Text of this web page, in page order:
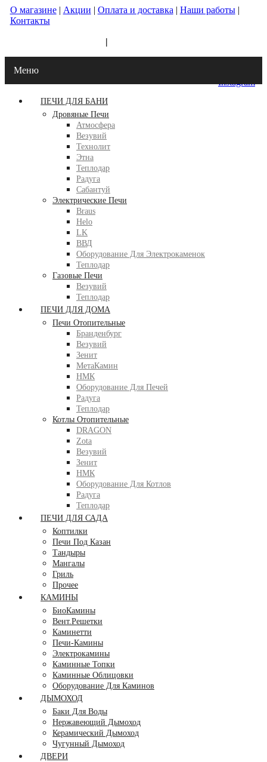
О магазине| Акции | Оплата и доставка | Наши работы|
Контакты
|
Instagram
Меню
ПЕЧИ ДЛЯ БАНИ
Дровяные Печи
Атмосфера
Везувий
Технолит
Этна
Теплодар
Радуга
Сабантуй
Электрические Печи
Braus
Helo
LK
ВВД
Оборудование Для Электрокаменок
Теплодар
Газовые Печи
Везувий
Теплодар
ПЕЧИ ДЛЯ ДОМА
Печи Отопительные
Бранденбург
Везувий
Зенит
МетаКамин
НМК
Оборудование Для Печей
Радуга
Теплодар
Котлы Отопительные
DRAGON
Zota
Везувий
Зенит
НМК
Оборудование Для Котлов
Радуга
Теплодар
ПЕЧИ ДЛЯ САДА
Коптилки
Печи Под Казан
Тандыры
Мангалы
Гриль
Прочее
КАМИНЫ
БиоКамины
Вент.Решетки
Каминетти
Печи-Камины
Электрокамины
Каминные Топки
Каминные Облицовки
Оборудование Для Каминов
ДЫМОХОД
Баки Для Воды
Нержавеющий Дымоход
Керамический Дымоход
Чугунный Дымоход
ДВЕРИ